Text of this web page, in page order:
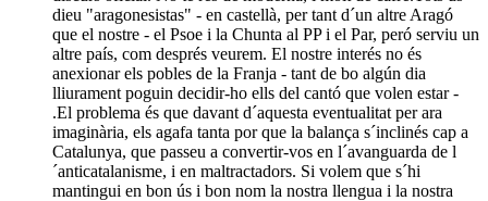
dieu "aragonesistas" - en castellà, per tant d´un altre Aragó
que el nostre - el Psoe i la Chunta al PP i el Par, peró serviu un
altre país, com després veurem. El nostre interés no és
anexionar els pobles de la Franja - tant de bo algún dia
lliurament poguin decidir-ho ells del cantó que volen estar -
.El problema és que davant d´aquesta eventualitat per ara
imaginària, els agafa tanta por que la balança s´inclinés cap a
Catalunya, que passeu a convertir-vos en l´avanguarda de l
´anticatalanisme, i en maltractadors. Si volem que s´hi
mantingui en bon ús i bon nom la nostra llengua i la nostra